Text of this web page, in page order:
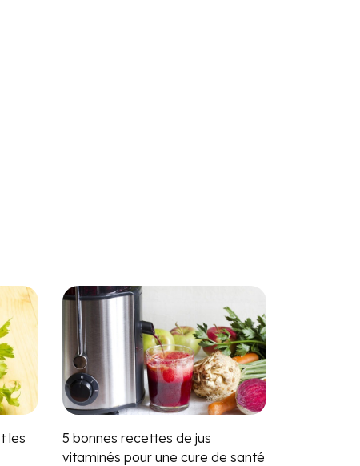
les
5 bonnes recettes de jus
vitaminés pour une cure de santé